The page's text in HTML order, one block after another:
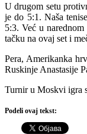
U drugom setu
je do 5:1. Naša
5:3. Već u
tačku na ovaj set i
Pera, Amerikanka
Ruskinje Anastasije
Turnir u Moskvi igra
Podeli ovaj tekst: